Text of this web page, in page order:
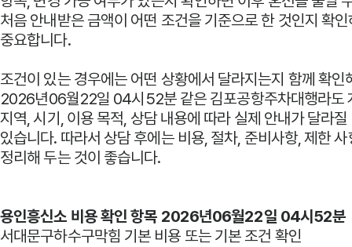
처음 안내받은 금액이 어떤 조건을 기준으로 한 것인지 확
중요합니다.
조건이 있는 경우에는 어떤 상황에서 달라지는지 함께 확인
2026년06월22일 04시52분 같은 김포공항주차대행라도
지역, 시기, 이용 목적, 상담 내용에 따라 실제 안내가 달라질
있습니다. 따라서 상담 후에는 비용, 절차, 준비사항, 제한
정리해 두는 것이 좋습니다.
용인흥신소 비용 확인 항목 2026년06월22일 04시52분
서대문구하수구막힘 기본 비용 또는 기본 조건 확인